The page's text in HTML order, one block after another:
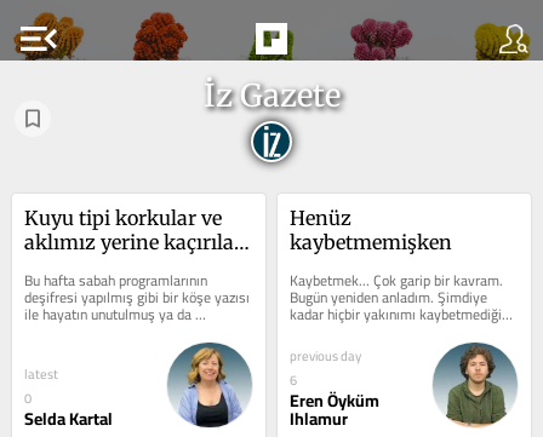
menu_open
İz Gazete
Kuyu tipi korkular ve
aklımız yerine kaçırılan
Bu hafta sabah programlarının
deşifresi yapılmış gibi bir köşe yazısı
ile hayatın unutulmuş ya da
telaşelerimizin arasında kaybolan...
latest
0
Selda Kartal
Henüz
kaybetmemişken
Kaybetmek... Çok garip bir kavram.
Bugün yeniden anladım. Şimdiye
kadar hiçbir yakınımı kaybetmediğim
için bunu yaşayana kadar sanki
birini...
previous day
6
Eren Öyküm
Ihlamur